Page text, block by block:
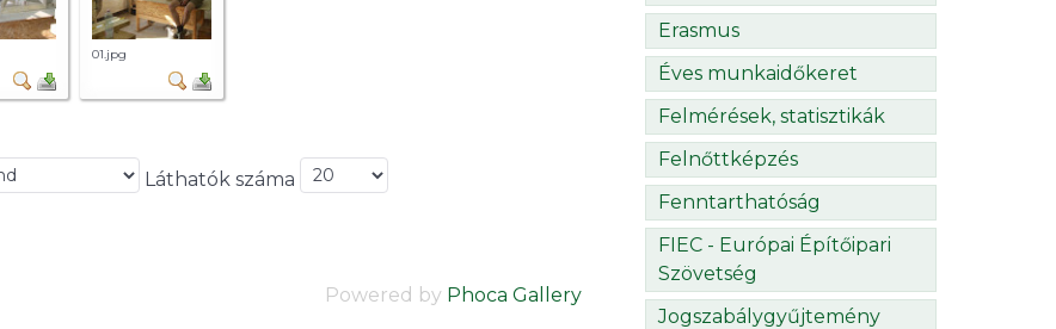
01.jpg
Láthatók száma
Powered by Phoca Gallery
Erasmus
Éves munkaidőkeret
Felmérések, statisztikák
Felnőttképzés
Fenntarthatóság
FIEC - Európai Építőipari
Szövetség
Jogszabálygyűjtemény